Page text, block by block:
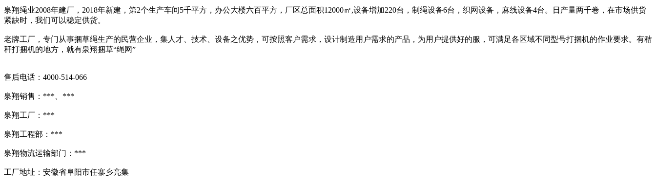
泉翔绳业2008年建厂，2018年新建，第2个生产车间5千平方，办公大楼六百平方，厂区总面积12000㎡,设备增加220台，制绳设备6台，织网设备，麻线设备4台。日产量两千卷，在市场供货
紧缺时，我们可以稳定供货。
老牌工厂，专门从事捆草绳生产的民营企业，集人才、技术、设备之优势，可按照客户需求，设计制造用户需求的产品，为用户提供好的服，可满足各区域不同型号打捆机的作业要求。有秸
秆打捆机的地方，就有泉翔捆草“绳网”
售后电话：4000-514-066
泉翔销售：***、***
泉翔工厂：***
泉翔工程部：***
泉翔物流运输部门：***
工厂地址：安徽省阜阳市任寨乡亮集